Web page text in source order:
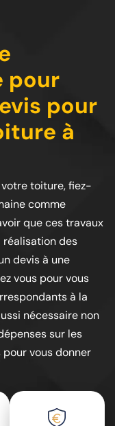
pour
pour
à
toiture, fiez-
comme
que ces travaux
réalisation des
devis à une
vous pour vous
à la
nécessaire non
sur les
vous donner